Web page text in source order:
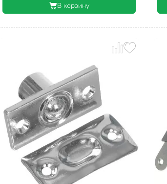
В корзину